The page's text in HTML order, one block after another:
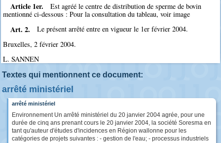
Article 1er.
Est agréé le centre de distribution de sperme de bovin
mentionné ci-dessous : Pour la consultation du tableau, voir image
Art. 2.
Le présent arrêté entre en vigueur le 1er février 2004.
Bruxelles, 2 février 2004.
L. SANNEN
Textes qui mentionnent ce document:
arrêté ministériel
arrêté ministériel
Environnement Un arrêté ministériel du 20 janvier 2004 agrée, pour une
durée de cinq ans prenant cours le 20 janvier 2004, la société Soresma en
tant qu'auteur d'études d'incidences en Région wallonne pour les
catégories de projets suivantes : - gestion de l'eau; - processus industriels